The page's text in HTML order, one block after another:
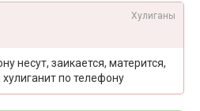
Хулиганы
несут, заикается, матерится,
по телефону